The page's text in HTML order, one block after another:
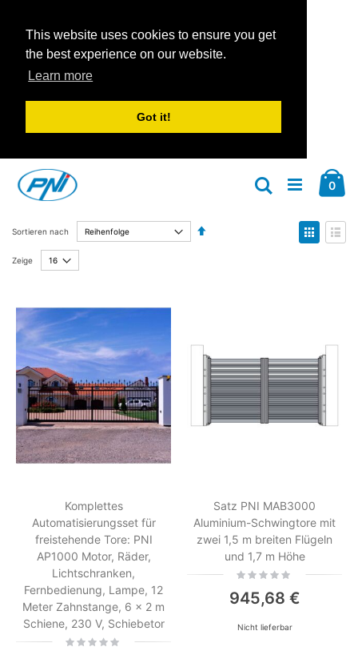
This website uses cookies to ensure you get
the best experience on our website.
Learn more
Got it!
Inhalt
springen
0
Suche
Sortieren nach
Anzeigen
als
Zeige
Komplettes
Automatisierungsset für
freistehende Tore: PNI
AP1000 Motor, Räder,
Lichtschranken,
Fernbedienung, Lampe, 12
Meter Zahnstange, 6 x 2 m
Schiene, 230 V, Schiebetor
Rating:
Satz PNI MAB3000
Aluminium-Schwingtore mit
zwei 1,5 m breiten Flügeln
und 1,7 m Höhe
Rating:
945,68 €
Nicht lieferbar